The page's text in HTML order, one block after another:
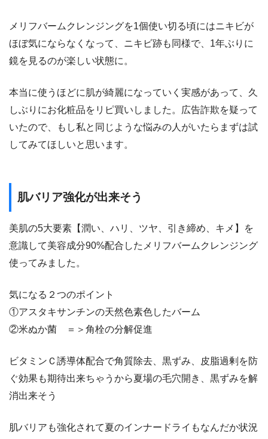
メリフバームクレンジングを1個使い切る頃にはニキビが
ほぼ気にならなくなって、ニキビ跡も同様で、1年ぶりに
鏡を見るのが楽しい状態に。
本当に使うほどに肌が綺麗になっていく実感があって、久
しぶりにお化粧品をリピ買いしました。広告詐欺を疑って
いたので、もし私と同じような悩みの人がいたらまずは試
してみてほしいと思います。
肌バリア強化が出来そう
美肌の5大要素【潤い、ハリ、ツヤ、引き締め、キメ】を
意識して美容成分90%配合したメリフバームクレンジング
使ってみました。
気になる２つのポイント
①アスタキサンチンの天然色素色したバーム
②米ぬか菌 ＝＞角栓の分解促進
ビタミンＣ誘導体配合で角質除去、黒ずみ、皮脂過剰を防
ぐ効果も期待出来ちゃうから夏場の毛穴開き、黒ずみを解
消出来そう
肌バリアも強化されて夏のインナードライもなんだか状況